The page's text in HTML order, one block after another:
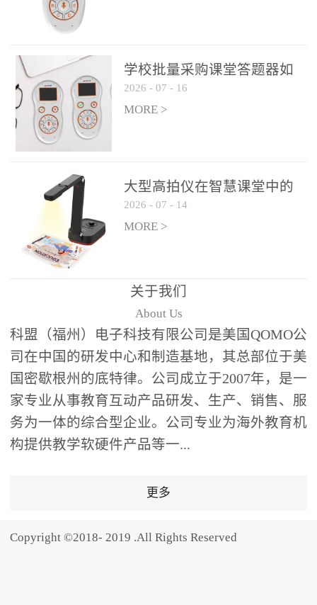
美融入正常教学流程，避
免打断课堂连贯性。无论
点讲解互动，还是课后即
时反馈，QVote 都能灵活
适配不同教学环节需求，
让教师专注于教学内容本
身，而非技术操作。多元
热情QVote 提供了丰富的
互动功能矩阵，满足不同
学科、不同教学目标的互
动需求：即时答题：支持
单选题、多选题、判断题
等基础题型，学生通过答
题器快速响应，系统实时
统计答题数据并生成可视
化图表，让教师瞬间掌握
学生知识掌握情况。主观
反馈：包含简答题、观点
阐述等开放式互动，鼓励
学生自由表达思考过程，
培养批判性思维与表达能
功能增加课堂趣味性，同
学校批量采购课堂答题器如
何选厂家
2026 - 07 - 16
MORE >
大型高拍仪在智慧课堂中的
实际应用
2026 - 07 - 14
MORE >
关于我们
About Us
科盟（福州）电子科技有限公司是美国QOMO公
司在中国的研发中心和制造基地，其总部位于美
国密歇根州的底特律。公司成立于2007年，是一
家专业从事教育互动产品研发、生产、销售、服
务为一体的综合型企业。公司专业为海外教育机
构提供教学软硬件产品等一...
更多
Copyright ©2018- 2019 .All Rights Reserved